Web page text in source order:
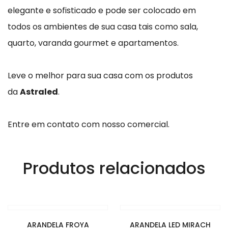
elegante e sofisticado e pode ser colocado em
todos os ambientes de sua casa tais como sala,
quarto, varanda gourmet e apartamentos.
Leve o melhor para sua casa com os produtos
daAstraled.
Entre em contato com nosso comercial.
Produtos relacionados
ARANDELA FROYA ARANDELA LED MIRACH